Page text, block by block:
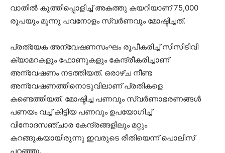
വാതില്‍ കുത്തിപ്പൊളിച്ച് അകത്തു കയറിയാണ് 75,000
രൂപയും മൂന്നു പവനോളം സ്വര്‍ണവും മോഷ്ടിച്ചത്.
പ്രത്യേക അന്വേഷണസംഘം രൂപീകരിച്ച് സിസിടിവി
ക്യാമറകളും ഫോണുകളും കേന്ദ്രീകരിച്ചാണ്
അന്വേഷണം നടത്തിയത്. ഒരാഴ്ച നീണ്ട
അന്വേഷണത്തിനൊടുവിലാണ് പ്രതികളെ
കണ്ടെത്തിയത്. മോഷ്ടിച്ച പണവും സ്വര്‍ണാഭരണങ്ങള്‍
പണയം വച്ച് കിട്ടിയ പണവും ഉപയോഗിച്ച്
വിനോദസഞ്ചാര കേന്ദ്രങ്ങളിലും മറ്റും
കറങ്ങുകയായിരുന്നു ഇവരുടെ രീതിയെന്ന് പൊലിസ്
പറഞ്ഞു.